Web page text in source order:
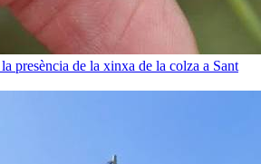
presència de la xinxa de la colza a Sant